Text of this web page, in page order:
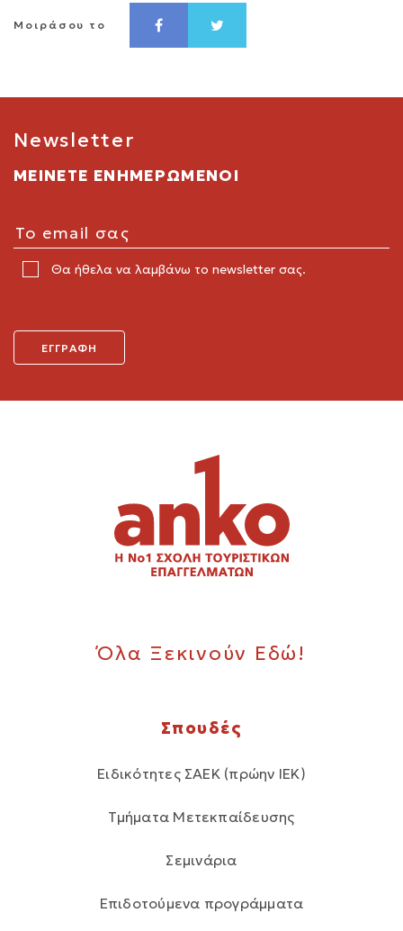
Μοιράσου το
Newsletter
ΜΕΙΝΕΤΕ ΕΝΗΜΕΡΩΜΕΝΟΙ
Θα ήθελα να λαμβάνω το newsletter σας.
Όλα Ξεκινούν Εδώ!
Σπουδές
Ειδικότητες ΣΑΕΚ (πρώην ΙΕΚ)
Τμήματα Μετεκπαίδευσης
Σεμινάρια
Επιδοτούμενα προγράμματα